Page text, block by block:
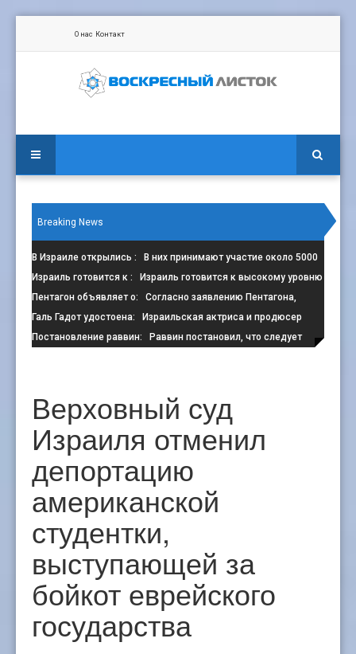
О нас Контакт
Breaking News
В Израиле открылись : В них принимают участие около 5000
сп
Израиль готовится к : Израиль готовится к высокому уровню
зПентагон объявляет о: Согласно заявлению Пентагона,
контрак
Галь Гадот удостоена: Израильская актриса и продюсер
Галь Г
Постановление раввин: Раввин постановил, что следует
Верховный суд
Израиля отменил
депортацию
американской
студентки,
выступающей за
бойкот еврейского
государства